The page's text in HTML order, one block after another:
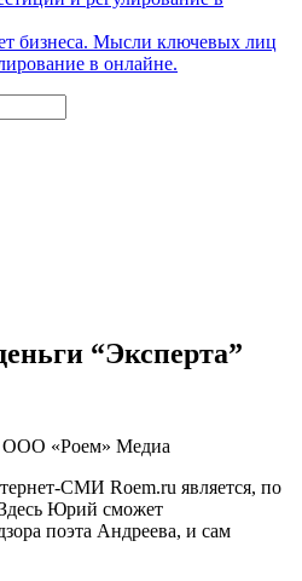
бизнеса. Мысли ключевых лиц
в онлайне.
“Эксперта”
ООО «Роем» Медиа
СМИ Roem.ru является, по
Юрий сможет
поэта Андреева, и сам